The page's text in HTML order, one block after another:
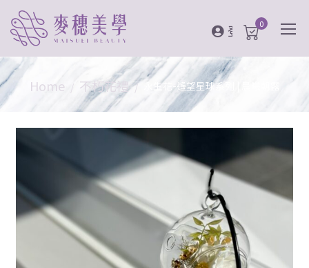
登入 0
Home 不朽花禮 永生花-遙望星球系列 | 晨曦朝露